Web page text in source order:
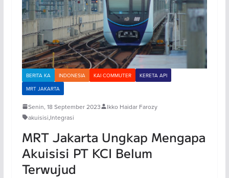
BERITA KA INDONESIA KAI COMMUTER
KERETA API
MRT JAKARTA
Senin, 18 September 2023
Ikko Haidar Farozy
akuisisi,Integrasi
MRT Jakarta Ungkap Mengapa
Akuisisi PT KCI Belum
Terwujud